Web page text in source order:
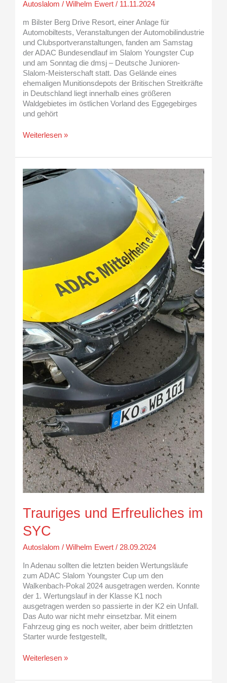
Autoslalom / Wilhelm Ewert / 11.11.2024
m Bilster Berg Drive Resort, einer Anlage für
Automobiltests, Veranstaltungen der Automobilindustrie
und Clubsportveranstaltungen, fanden am Samstag
der ADAC Bundesendlauf im Slalom Youngster Cup
und am Sonntag die dmsj – Deutsche Junioren-
Slalom-Meisterschaft statt. Das Gelände eines
ehemaligen Munitionsdepots der Britischen Streitkräfte
in Deutschland liegt innerhalb eines größeren
Waldgebietes im östlichen Vorland des Eggegebirges
und gehört
Weiterlesen »
Trauriges und Erfreuliches im
SYC
Autoslalom / Wilhelm Ewert / 28.09.2024
In Adenau sollten die letzten beiden Wertungsläufe
zum ADAC Slalom Youngster Cup um den
Walkenbach-Pokal 2024 ausgetragen werden. Konnte
der 1. Wertungslauf in der Klasse K1 noch
ausgetragen werden so passierte in der K2 ein Unfall.
Das Auto war nicht mehr einsetzbar. Mit einem
Fahrzeug ging es noch weiter, aber beim drittletzten
Starter wurde festgestellt,
Trauriges
und
Weiterlesen »